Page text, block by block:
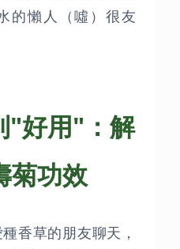
的懶人（噓）很友
"好用"：解
菊功效
香草的朋友聊天，